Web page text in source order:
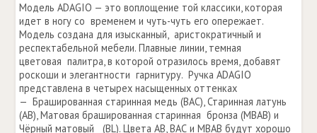
Модель ADAGIO — это воплощение той классики, которая
идет в ногу со временем и чуть-чуть его опережает.
Модель создана для изысканный, аристократичный и
респектабельной мебели. Плавные линии, темная
цветовая палитра, в которой отразилось время, добавят
роскоши и элегантности гарнитуру. Ручка ADAGIO
представлена в четырех насыщенных оттенках
— Брашированная старинная медь (BAC), Старинная латунь
(АВ), Матовая брашированная старинная бронза (MBAB) и
Чёрный матовый (BL). Цвета АВ, ВАС и МВАВ будут хорошо